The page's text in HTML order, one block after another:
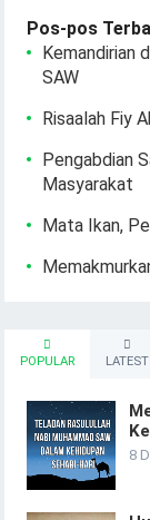
Pos-pos
Kemandirian
SAW
Risaalah Fiy
Pengabdian
Masyarakat
Mata Ikan,
POPULAR LATEST
8